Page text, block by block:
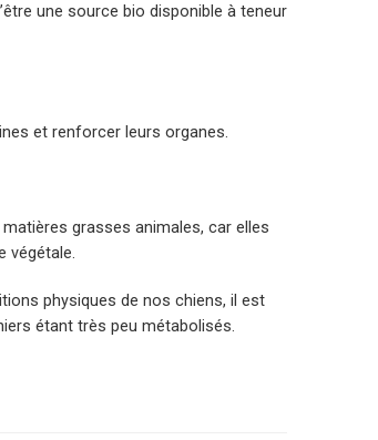
une source bio disponible à teneur
et renforcer leurs organes.
grasses animales, car elles
végétale.
physiques de nos chiens, il est
étant très peu métabolisés.